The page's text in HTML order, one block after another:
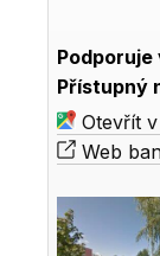
Podporuje
Přístupný
Otevřít
Web